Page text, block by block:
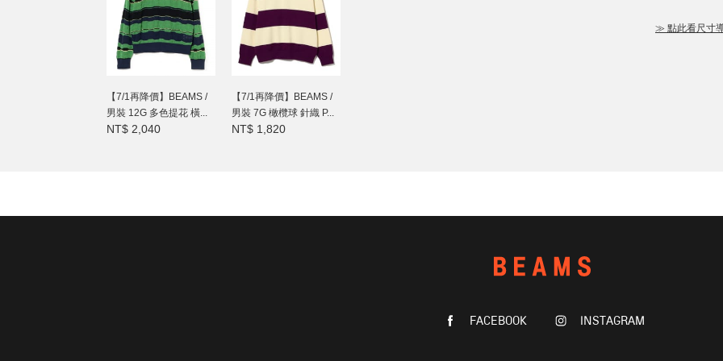
【7/1再降價】BEAMS /
男裝 12G 多色提花 橫...
NT$ 2,040
【7/1再降價】BEAMS /
男裝 7G 橄欖球 針織 P...
NT$ 1,820
≫ 點此看尺寸
FACEBOOK INSTAGRAM